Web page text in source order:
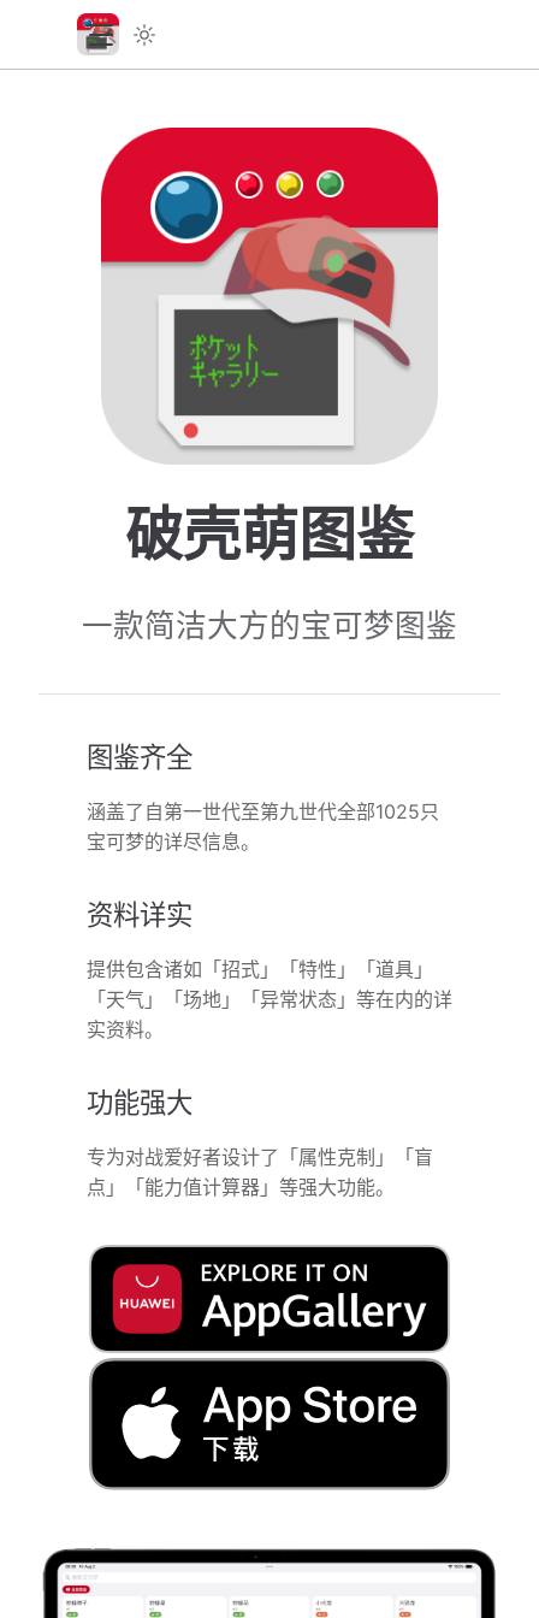
破壳萌图鉴
一款简洁大方的宝可梦图鉴
图鉴齐全
涵盖了自第一世代至第九世代全部1025只
宝可梦的详尽信息。
资料详实
提供包含诸如「招式」「特性」「道具」
「天气」「场地」「异常状态」等在内的详
实资料。
功能强大
专为对战爱好者设计了「属性克制」「盲
点」「能力值计算器」等强大功能。